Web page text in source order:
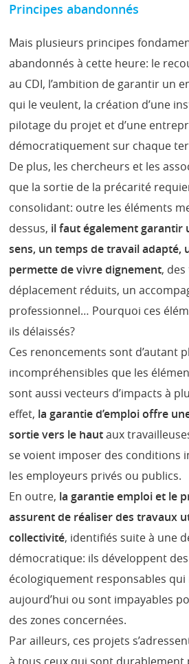
Principes abandonnés
Mais plusieurs principes
abandonnés à cette heure: le
au CDI, l’ambition de garantir un
qui le veulent, la création d’une
pilotage du projet et d’une
démocratiquement sur chaque
De plus, les chercheurs et les
que la sortie de la précarité
consolidant: outre les éléments
dessus, il faut également garantir
sens, un temps de travail adapté,
permette de vivre dignement,
déplacement réduits, un
professionnel… Pourquoi ces
ils délaissés?
Ces renoncements sont d’autant
incompréhensibles que les
sont aussi vecteurs d’impacts à
effet, la garantie d’emploi offre
sortie vers le hautaux
se voient imposer des conditions
les employeurs privés ou publics.
En outre, la garantie emploi et le
assurent de réaliser des travaux
collectivité, identifiés suite à une
démocratique: ils développent
écologiquement responsables qui
aujourd’hui ou sont impayables
des zones concernées.
Par ailleurs, ces projets